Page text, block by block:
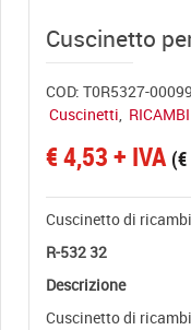
Cuscinetto
COD: T0R5327-00099
Cuscinetti
€4,53+ IVA (€
Cuscinetto di
R-532 32
Descrizione
Cuscinetto di